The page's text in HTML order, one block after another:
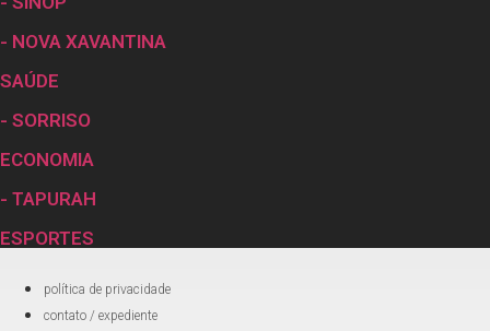
- NOVA XAVANTINA
SAÚDE
- SORRISO
ECONOMIA
- TAPURAH
ESPORTES
política de privacidade
contato / expediente